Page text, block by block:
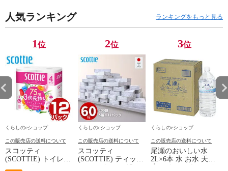
製紙クレシア 【送料
無料】
カンド冷蔵庫 山善
人気ランキング ランキングをもっと見る
1位
くらしのeショップ
この販売店の送料について
スコッティ
(SCOTTIE) トイレッ
2位
くらしのeショップ
この販売店の送料について
スコッティ
(SCOTTIE) ティッシ
3位
くらしのeショップ
この販売店の送料について
尾瀬のおいしい水
2L×6本 水 お水 天然